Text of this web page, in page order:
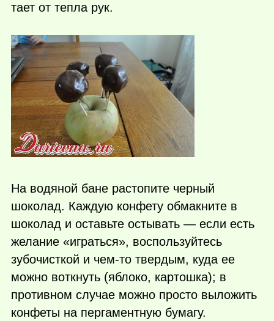
тает от тепла рук.
На водяной бане растопите черный
шоколад. Каждую конфету обмакните в
шоколад и оставьте остывать — если есть
желание «играться», воспользуйтесь
зубочисткой и чем-то твердым, куда ее
можно воткнуть (яблоко, картошка); в
противном случае можно просто выложить
конфеты на пергаментную бумагу.